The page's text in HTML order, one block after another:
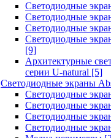
Светодиодные
Светодиодные
Светодиодные
Светодиодные
[9]
Архитектурные
серии U-natural [5]
Светодиодные экраны
Светодиодные
Светодиодные
Светодиодные
Светодиодные